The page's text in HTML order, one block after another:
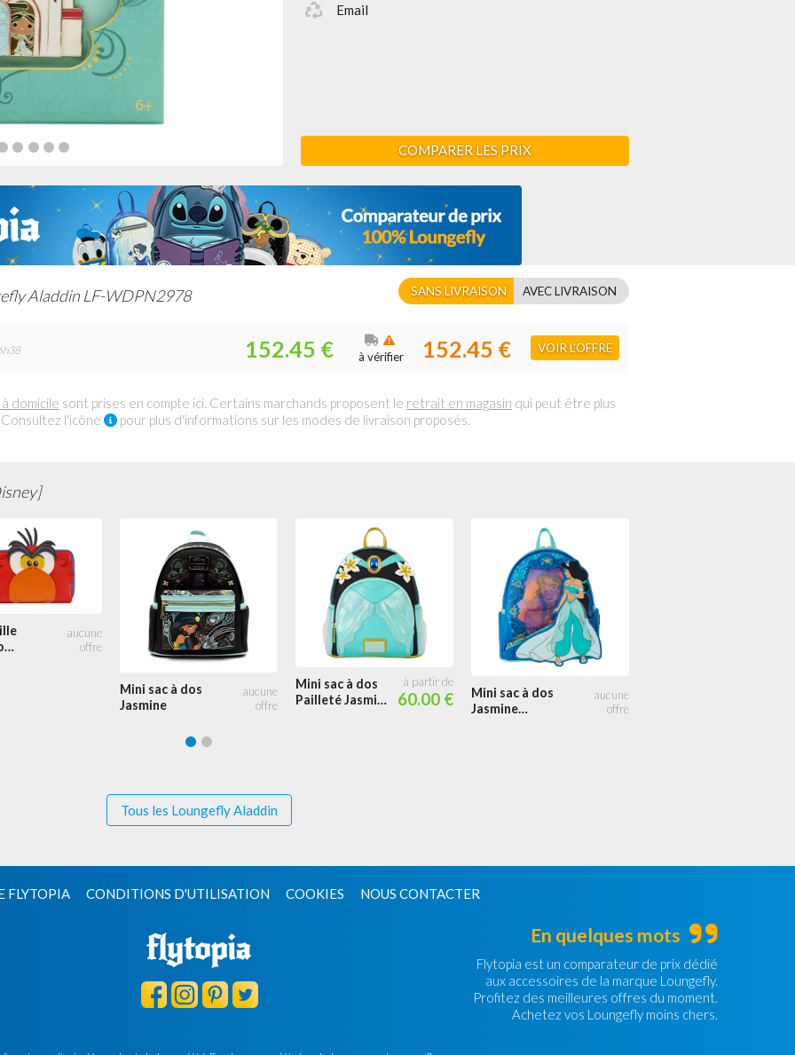
Email
COMPARER LES PRIX
Aladdin LF-WDPN2978 SANS LIVRAISON AVEC LIVRAISON
152.45 € 152.45 € VOIR L'OFFRE
à vérifier
domicile sont prises en compte ici. Certains marchands proposent le retrait en magasin qui peut être plus
l'icône
pour plus d'informations sur les modes de livraison proposés.
Mini sac à dos
Jasmine
Mini sac à dos
Pailleté Jasmine
60.00 €
Mini sac à dos
Jasmine
Tous les Loungefly Aladdin
FLYTOPIA CONDITIONS D'UTILISATION COOKIES NOUS CONTACTER
En quelques mots
Flytopia est un comparateur de prix dédié
aux accessoires de la marque Loungefly.
Profitez des meilleures offres du moment.
Achetez vos Loungefly moins chers.